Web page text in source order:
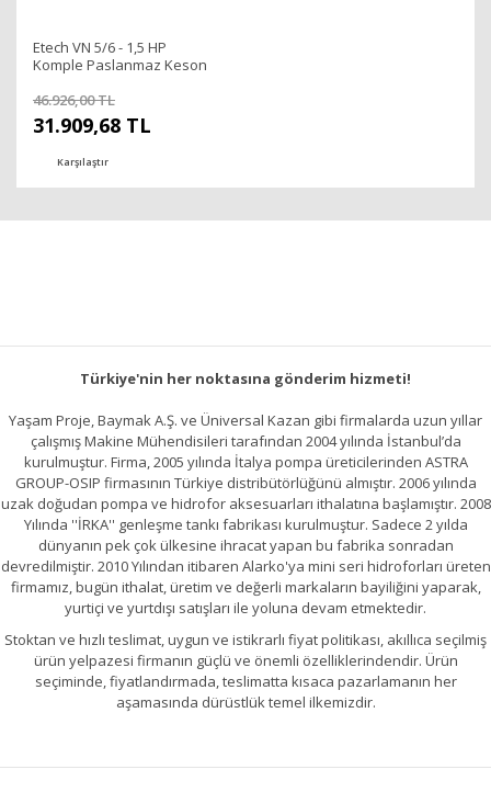
Etech VN 5/6 - 1,5 HP
Komple Paslanmaz Keson
46.926,00 TL
31.909,68 TL
Karşılaştır
Türkiye'nin her noktasına gönderim hizmeti!
Yaşam Proje, Baymak A.Ş. ve Üniversal Kazan gibi firmalarda uzun yıllar
çalışmış Makine Mühendisileri tarafından 2004 yılında İstanbul’da
kurulmuştur. Firma, 2005 yılında İtalya pompa üreticilerinden ASTRA
GROUP-OSIP firmasının Türkiye distribütörlüğünü almıştır. 2006 yılında
uzak doğudan pompa ve hidrofor aksesuarları ithalatına başlamıştır. 2008
Yılında ''İRKA'' genleşme tankı fabrikası kurulmuştur. Sadece 2 yılda
dünyanın pek çok ülkesine ihracat yapan bu fabrika sonradan
devredilmiştir. 2010 Yılından itibaren Alarko'ya mini seri hidroforları üreten
firmamız, bugün ithalat, üretim ve değerli markaların bayiliğini yaparak,
yurtiçi ve yurtdışı satışları ile yoluna devam etmektedir.
Stoktan ve hızlı teslimat, uygun ve istikrarlı fiyat politikası, akıllıca seçilmiş
ürün yelpazesi firmanın güçlü ve önemli özelliklerindendir. Ürün
seçiminde, fiyatlandırmada, teslimatta kısaca pazarlamanın her
aşamasında dürüstlük temel ilkemizdir.